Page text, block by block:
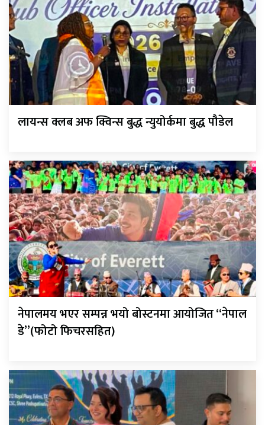
लायन्स क्लब अफ क्विन्स बुद्ध न्युयोर्कमा बुद्ध पौडेल
नेपालमय भएर सम्पन्न भयो बोस्टनमा आयोजित “नेपाल
डे”(फोटो फिचरसहित)